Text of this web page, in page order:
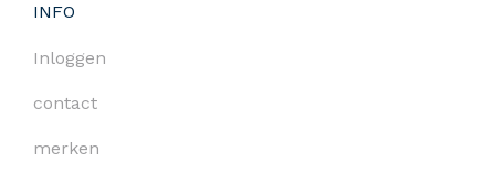
INFO
Inloggen
contact
merken